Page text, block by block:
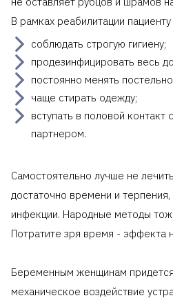
В рамках реабилитации
соблюдать строгую гигиену;
продезинфицировать весь
постоянно менять
чаще стирать одежду;
вступать в половой
партнером.
Самостоятельно лучше не
достаточно времени и
инфекции. Народные методы
Потратите зря время - эффекта
Беременным женщинам
механическое воздействие